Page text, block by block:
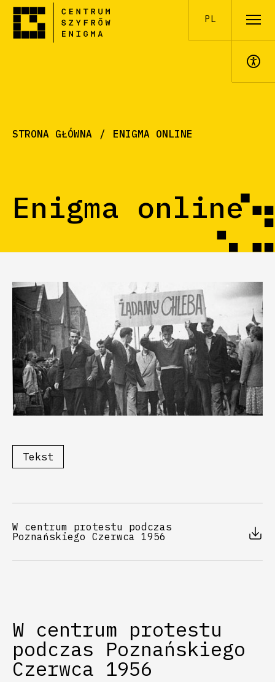
PL
STRONA GŁÓWNA ENIGMA ONLINE
Enigma online
Tekst
W centrum protestu podczas
Poznańskiego Czerwca 1956
W centrum protestu
podczas Poznańskiego
Czerwca 1956